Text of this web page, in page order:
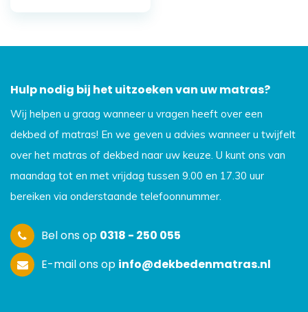
Hulp nodig bij het uitzoeken van uw matras?
Wij helpen u graag wanneer u vragen heeft over een
dekbed of matras! En we geven u advies wanneer u twijfelt
over het matras of dekbed naar uw keuze. U kunt ons van
maandag tot en met vrijdag tussen 9.00 en 17.30 uur
bereiken via onderstaande telefoonnummer.
Bel ons op 0318 - 250 055
E-mail ons op info@dekbedenmatras.nl